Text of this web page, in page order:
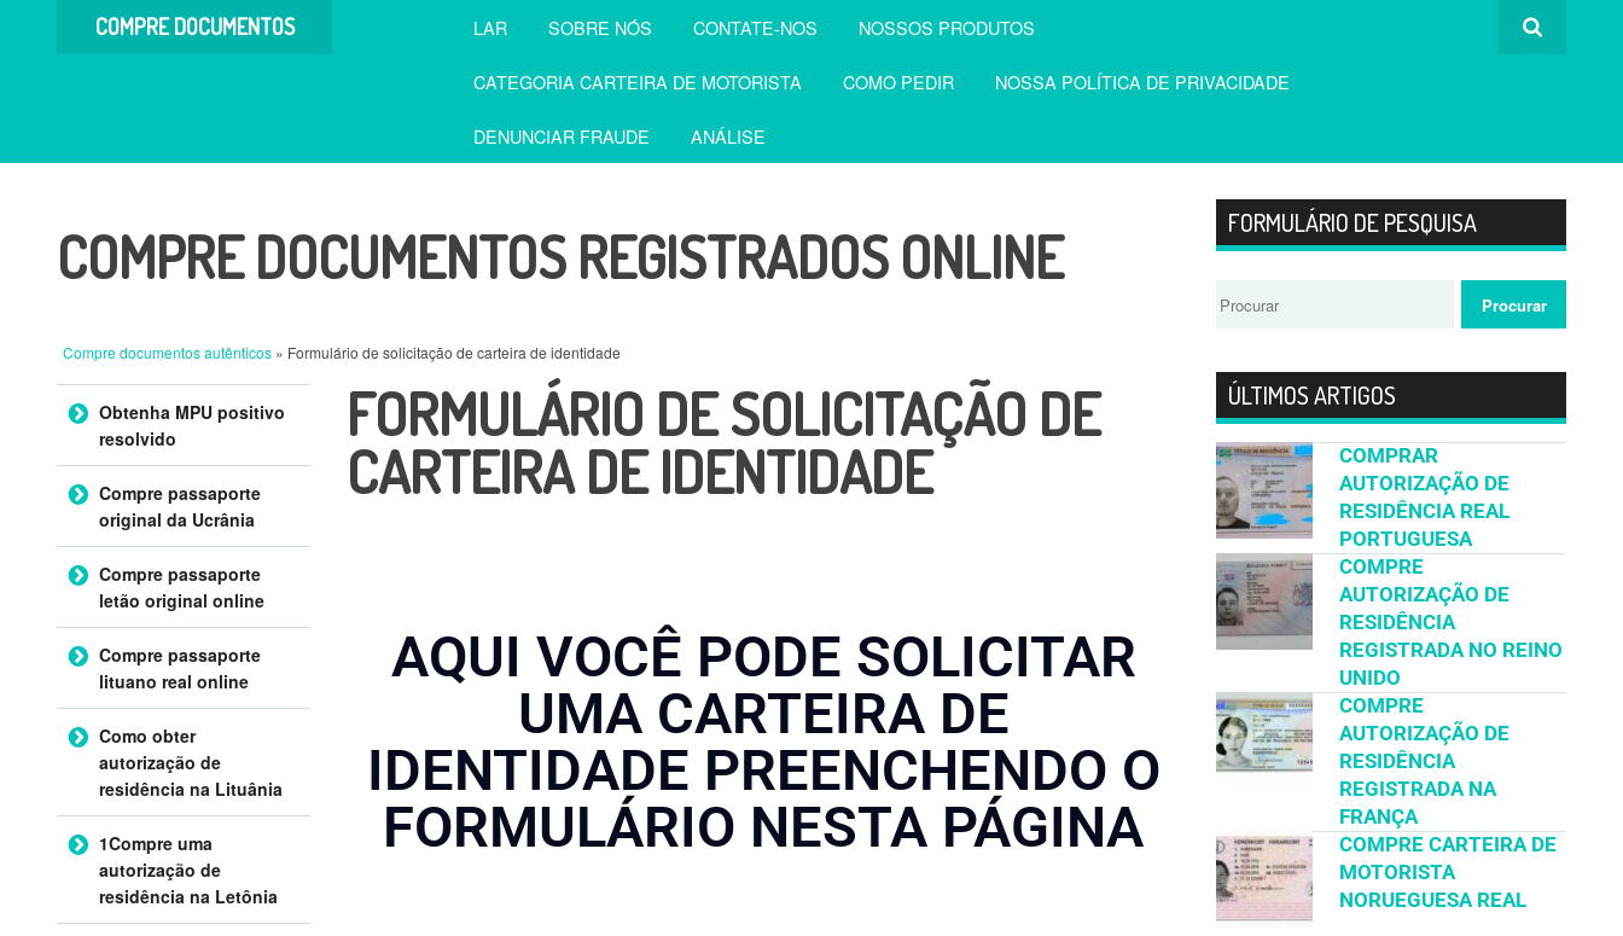
COMPRE DOCUMENTOS LAR SOBRE NÓS CONTATE-NOS NOSSOS PRODUTOS
CATEGORIA CARTEIRA DE MOTORISTA COMO PEDIR NOSSA POLÍTICA DE PRIVACIDADE
DENUNCIAR FRAUDE ANÁLISE
COMPRE DOCUMENTOS REGISTRADOS ONLINE
Compre documentos autênticos » Formulário de solicitação de carteira de identidade
FORMULÁRIO DE SOLICITAÇÃO DE
CARTEIRA DE IDENTIDADE
AQUI VOCÊ PODE SOLICITAR
UMA CARTEIRA DE
IDENTIDADE PREENCHENDO O
FORMULÁRIO NESTA PÁGINA
Ir para o conteúdo
Obtenha MPU positivo
resolvido
Compre passaporte
original da Ucrânia
Compre passaporte
letão original online
Compre passaporte
lituano real online
Como obter
autorização de
residência na Lituânia
1Compre uma
autorização de
residência na Letônia
FORMULÁRIO DE PESQUISA
ÚLTIMOS ARTIGOS
COMPRAR
AUTORIZAÇÃO DE
RESIDÊNCIA REAL
PORTUGUESA
COMPRE
AUTORIZAÇÃO DE
RESIDÊNCIA
REGISTRADA NO REINO
UNIDO
COMPRE
AUTORIZAÇÃO DE
RESIDÊNCIA
REGISTRADA NA
FRANÇA
COMPRE CARTEIRA DE
MOTORISTA
NORUEGUESA REAL